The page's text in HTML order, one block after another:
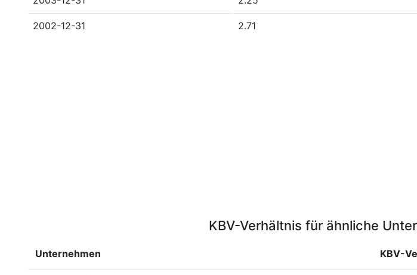
2002-12-31 2.71
KBV-Verhältnis für ähnliche
Unternehmen KBV-